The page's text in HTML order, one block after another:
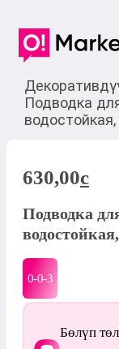
Подводка
630,00c
Подводка
0-0-3
Бөлүп